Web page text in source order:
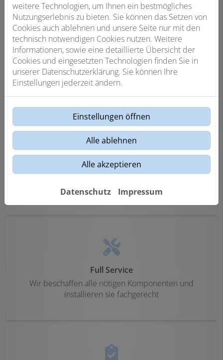
Beratung
Wir beraten Sie individuell und herstellerneutral auf
Basis einer Bedarfsanalyse
Planung
durch speziell geschulte Mitarbeiter
Full Service
Wir beschaffen alle nötigen Komponenten und
installieren sie fachgerecht
weitere Technologien, um Ihnen ein bestmögliches
Nutzungserlebnis zu bieten. Sie können das Setzen von
Cookies auch ablehnen und unsere Seite nur mit den
technisch notwendigen Cookies nutzen. Weitere
Informationen, sowie eine detaillierte Übersicht der
Cookies und eingesetzten Technologien finden Sie in
unserer Datenschutzerklärung. Sie können Ihre
Einstellungen jederzeit ändern.
Einstellungen öffnen
Alle ablehnen
Alle akzeptieren
Datenschutz Impressum